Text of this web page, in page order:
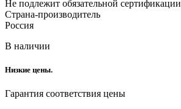
Не подлежит обязательной сертификации
Страна-производитель
Россия
В наличии
Низкие цены.
Гарантия соответствия цены